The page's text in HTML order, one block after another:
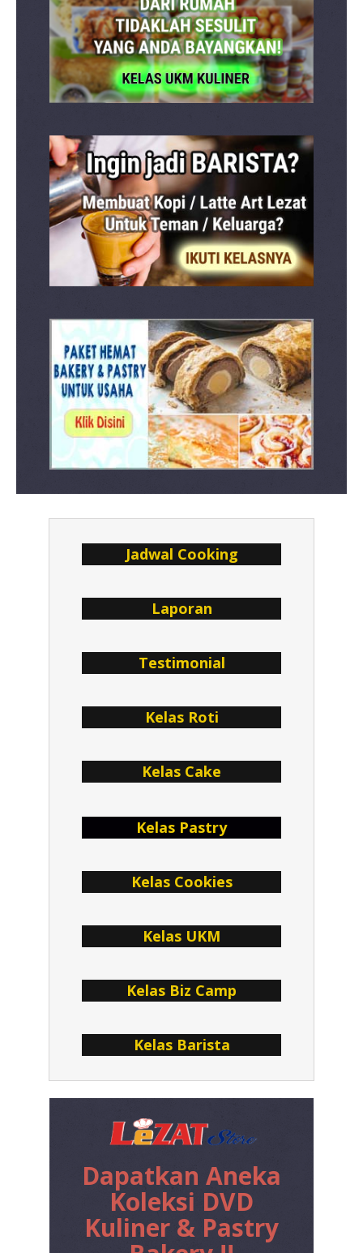
Jadwal Cookin g
Lap oran
Testimonial
Kelas Roti
Kelas Cake
Kelas Pastry
Kelas Cookies
Kelas UKM
Kelas Biz Camp
Kelas Barista
Dapatkan Aneka
Koleksi DVD
Kuliner & Pastry